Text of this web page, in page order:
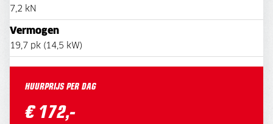
7,2 kN
Vermogen
19,7 pk (14,5 kW)
HUURPRIJS PER DAG
€ 172,-